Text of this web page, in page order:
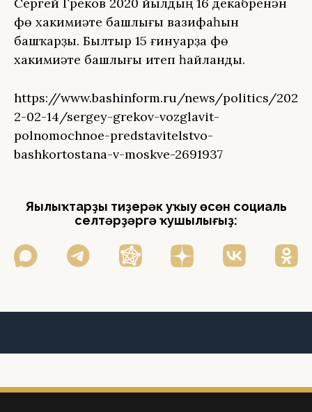
Өфө хакимиәте башлығы вазифаһын
башҡарҙы. Былтыр 15 ғинуарҙа Өфө
хакимиәте башлығы итеп һайланды.
https://www.bashinform.ru/news/politics/202
2-02-14/sergey-grekov-vozglavit-
polnomochnoe-predstavitelstvo-
bashkortostana-v-moskve-2691937
Яңылыҡтарҙы тиҙерәк уҡыу өсөн социаль
селтәрҙәргә ҡушылығыҙ: